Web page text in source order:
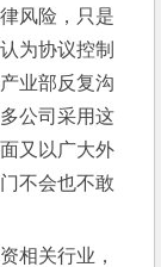
风险，只是
为协议控制
业部反复沟
公司采用这
又以广大外
不会也不敢
相关行业，